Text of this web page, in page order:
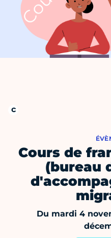
Cours de
(bureau
Du mardi 4